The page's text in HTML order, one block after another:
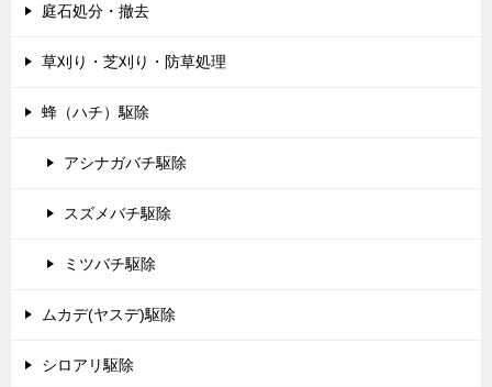
庭石処分・撤去
草刈り・芝刈り・防草処理
蜂（ハチ）駆除
アシナガバチ駆除
スズメバチ駆除
ミツバチ駆除
ムカデ(ヤスデ)駆除
シロアリ駆除